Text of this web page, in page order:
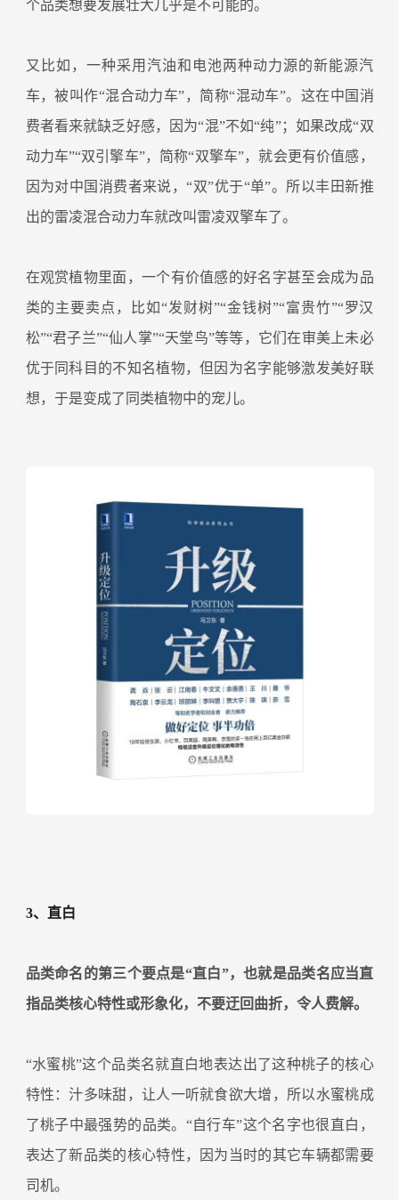
个品类想要发展壮大几乎是不可能的。
又比如，一种采用汽油和电池两种动力源的新能源汽
车，被叫作“混合动力车”，简称“混动车”。这在中国消
费者看来就缺乏好感，因为“混”不如“纯”；如果改成“双
动力车”“双引擎车”，简称“双擎车”，就会更有价值感，
因为对中国消费者来说，“双”优于“单”。所以丰田新推
出的雷凌混合动力车就改叫雷凌双擎车了。
在观赏植物里面，一个有价值感的好名字甚至会成为品
类的主要卖点，比如“发财树”“金钱树”“富贵竹”“罗汉
松”“君子兰”“仙人掌”“天堂鸟”等等，它们在审美上未必
优于同科目的不知名植物，但因为名字能够激发美好联
想，于是变成了同类植物中的宠儿。
3、直白
品类命名的第三个要点是“直白”，也就是品类名应当直
指品类核心特性或形象化，不要迂回曲折，令人费解。
“水蜜桃”这个品类名就直白地表达出了这种桃子的核心
特性：汁多味甜，让人一听就食欲大增，所以水蜜桃成
了桃子中最强势的品类。“自行车”这个名字也很直白，
表达了新品类的核心特性，因为当时的其它车辆都需要
司机。